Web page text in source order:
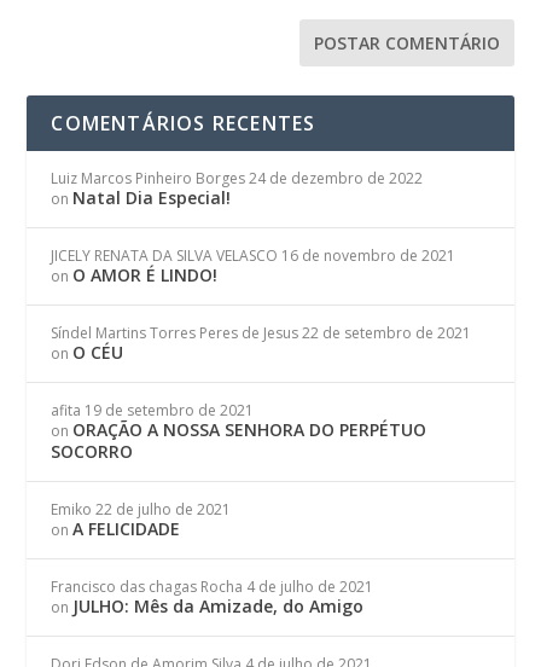
COMENTÁRIOS RECENTES
Luiz Marcos Pinheiro Borges 24 de dezembro de 2022
on Natal Dia Especial!
JICELY RENATA DA SILVA VELASCO 16 de novembro de 2021
on O AMOR É LINDO!
Síndel Martins Torres Peres de Jesus 22 de setembro de 2021
on O CÉU
afita 19 de setembro de 2021
on ORAÇÃO A NOSSA SENHORA DO PERPÉTUO
SOCORRO
Emiko 22 de julho de 2021
onA FELICIDADE
Francisco das chagas Rocha 4 de julho de 2021
on JULHO: Mês da Amizade, do Amigo